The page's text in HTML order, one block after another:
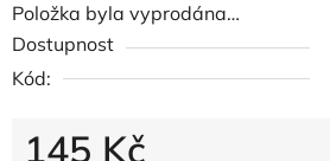
Položka byla vyprodána…
Dostupnost
Kód:
145 Kč